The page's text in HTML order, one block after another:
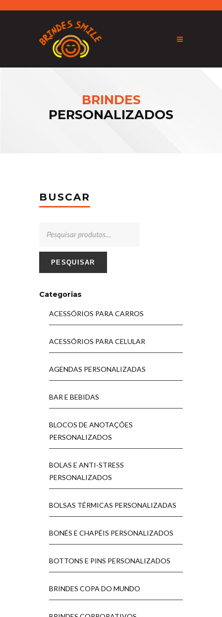
BRINDES
PERSONALIZADOS
BUSCAR
PESQUISAR
Categorias
ACESSÓRIOS PARA CARROS
ACESSÓRIOS PARA CELULAR
AGENDAS PERSONALIZADAS
BAR E BEBIDAS
BLOCOS DE ANOTAÇÕES
PERSONALIZADOS
BOLAS E ANTI-STRESS
PERSONALIZADOS
BOLSAS TÉRMICAS PERSONALIZADAS
BONÉS E CHAPÉIS PERSONALIZADOS
BOTTONS E PINS PERSONALIZADOS
BRINDES COPA DO MUNDO